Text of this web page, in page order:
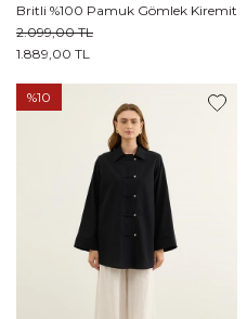
Britli %100 Pamuk Gömlek Kiremit
1.889,00 TL
2.099,00 TL
%10